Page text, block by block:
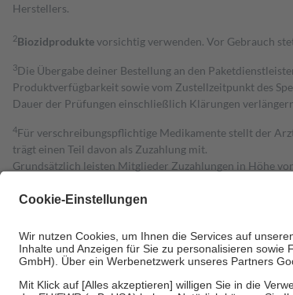
Herstellers.
2Biozidproduktevorsichtig verwenden. Vor Gebrauch
3Die Übergabe deiner Bestellung an den
Produktverfügbarkeit sowie vom Zustellzeitpunkt des
Dauer der Prüfungen einschließlich Klärungen
4Für verschreibungspflichtige Medikamente stellt der
trägt einen Teil davon als Zuzahlung mit.
Grundsätzlich leisten Mitglieder Zuzahlungen in Höhe
Diese Regeln gelten grundsätzlich auch für Online-
Um das Engagement der Versicherten für ihre eigene
• Kindern und Jugendlichen bis zum vollendeten 18.
• Untersuchungen zur Vorsorge und Früherkennung,
• empfohlenen Schutzimpfungen